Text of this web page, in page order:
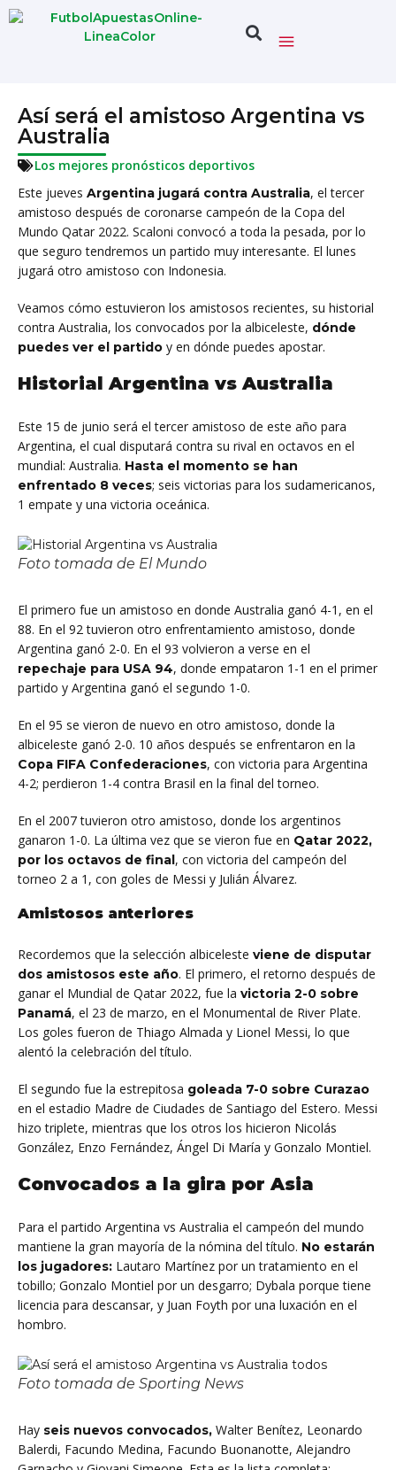
Así será el amistoso Argentina vs
Australia
Los mejores pronósticos deportivos
Este jueves Argentina jugará contra Australia, el tercer
amistoso después de coronarse campeón de la Copa del
Mundo Qatar 2022. Scaloni convocó a toda la pesada, por lo
que seguro tendremos un partido muy interesante. El lunes
jugará otro amistoso con Indonesia.
Veamos cómo estuvieron los amistosos recientes, su historial
contra Australia, los convocados por la albiceleste, dónde
puedes ver el partido y en dónde puedes apostar.
Historial Argentina vs Australia
Este 15 de junio será el tercer amistoso de este año para
Argentina, el cual disputará contra su rival en octavos en el
mundial: Australia. Hasta el momento se han
enfrentado 8 veces; seis victorias para los sudamericanos,
1 empate y una victoria oceánica.
Foto tomada de El Mundo
El primero fue un amistoso en donde Australia ganó 4-1, en el
88. En el 92 tuvieron otro enfrentamiento amistoso, donde
Argentina ganó 2-0. En el 93 volvieron a verse en el
repechaje para USA 94, donde empataron 1-1 en el primer
partido y Argentina ganó el segundo 1-0.
En el 95 se vieron de nuevo en otro amistoso, donde la
albiceleste ganó 2-0. 10 años después se enfrentaron en la
Copa FIFA Confederaciones, con victoria para Argentina
4-2; perdieron 1-4 contra Brasil en la final del torneo.
En el 2007 tuvieron otro amistoso, donde los argentinos
ganaron 1-0. La última vez que se vieron fue en Qatar 2022,
por los octavos de final, con victoria del campeón del
torneo 2 a 1, con goles de Messi y Julián Álvarez.
Amistosos anteriores
Recordemos que la selección albiceleste viene de disputar
dos amistosos este año. El primero, el retorno después de
ganar el Mundial de Qatar 2022, fue la victoria 2-0 sobre
Panamá, el 23 de marzo, en el Monumental de River Plate.
Los goles fueron de Thiago Almada y Lionel Messi, lo que
alentó la celebración del título.
El segundo fue la estrepitosa goleada 7-0 sobre Curazao
en el estadio Madre de Ciudades de Santiago del Estero. Messi
hizo triplete, mientras que los otros los hicieron Nicolás
González, Enzo Fernández, Ángel Di María y Gonzalo Montiel.
Convocados a la gira por Asia
Para el partido Argentina vs Australia el campeón del mundo
mantiene la gran mayoría de la nómina del título. No estarán
los jugadores: Lautaro Martínez por un tratamiento en el
tobillo; Gonzalo Montiel por un desgarro; Dybala porque tiene
licencia para descansar, y Juan Foyth por una luxación en el
hombro.
Foto tomada de Sporting News
Hay seis nuevos convocados, Walter Benítez, Leonardo
Balerdi, Facundo Medina, Facundo Buonanotte, Alejandro